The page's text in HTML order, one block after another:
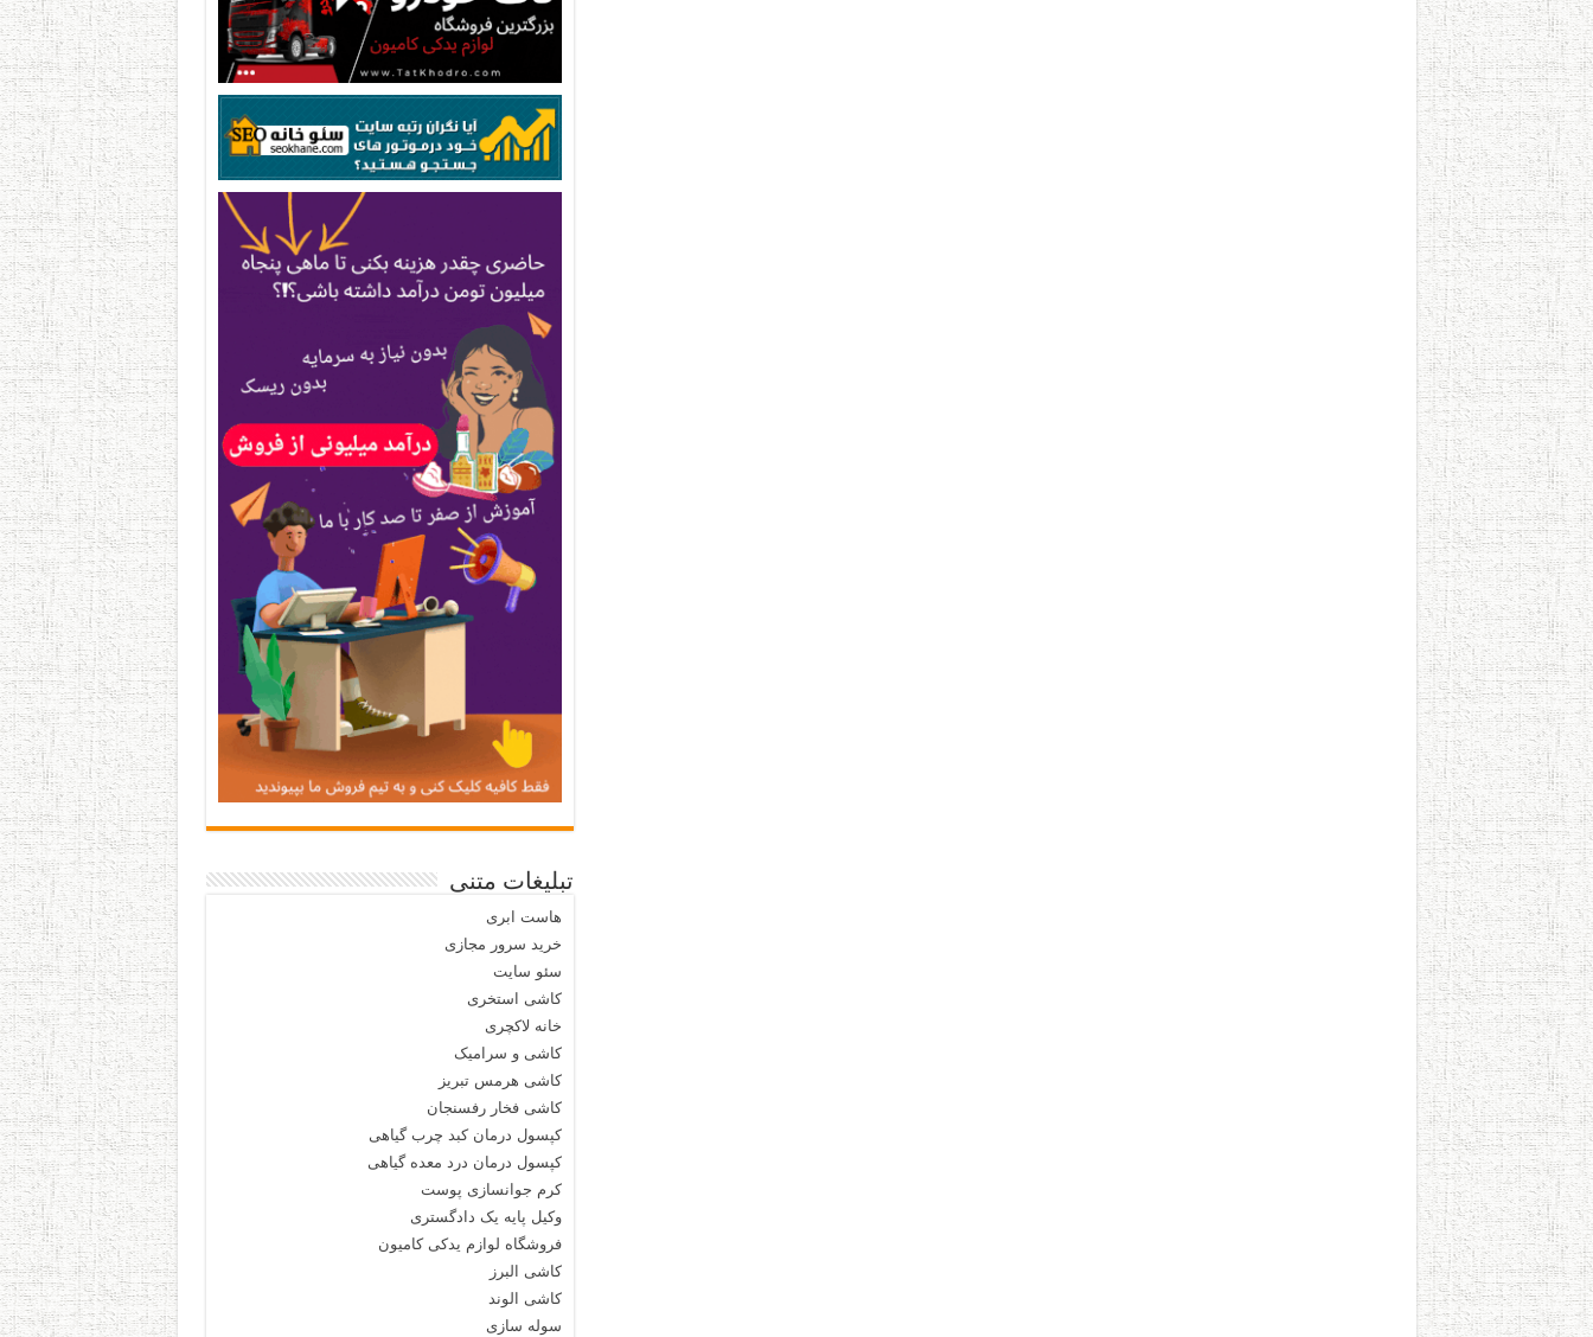
تبلیغات متنی
هاست ابری
خرید سرور مجازی
سئو سایت
کاشی استخری
خانه لاکچری
کاشی و سرامیک
کاشی هرمس تبریز
کاشی فخار رفسنجان
کپسول درمان کبد چرب گیاهی
کپسول درمان درد معده گیاهی
کرم جوانسازی پوست
وکیل پایه یک دادگستری
فروشگاه لوازم یدکی کامیون
کاشی البرز
کاشی الوند
سوله سازی